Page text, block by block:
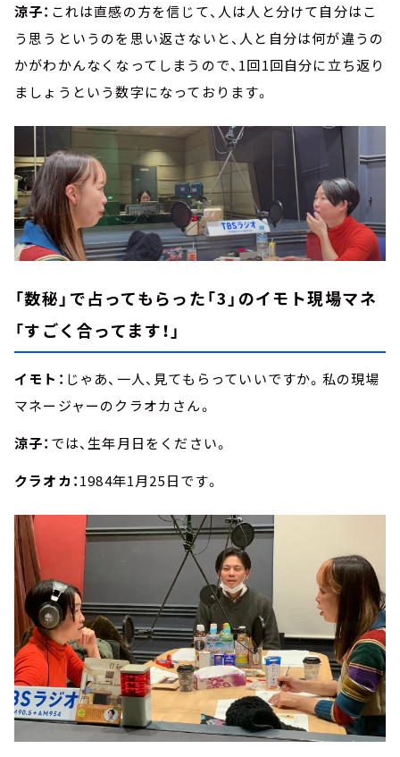
涼子： これは直感の方を信じて、人は人と分けて自分はこ
う思うというのを思い返さないと、人と自分は何が違うの
かがわかんなくなってしまうので、1回1回自分に立ち返り
ましょうという数字になっております。
「数秘」で占ってもらった「3」のイモト現場マネ
「すごく合ってます！」
イモト： じゃあ、一人、見てもらっていいですか。私の現場
マネージャーのクラオカさん。
涼子： では、生年月日をください。
クラオカ：1984年1月25日です。